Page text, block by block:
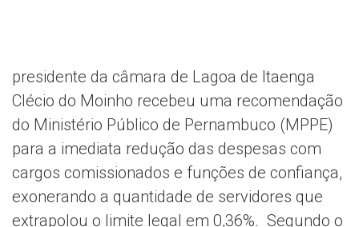
presidente da câmara de Lagoa de Itaenga
Clécio do Moinho recebeu uma recomendação
do Ministério Público de Pernambuco (MPPE)
para a imediata redução das despesas com
cargos comissionados e funções de confiança,
exonerando a quantidade de servidores que
extrapolou o limite legal em 0,36%. Segundo o